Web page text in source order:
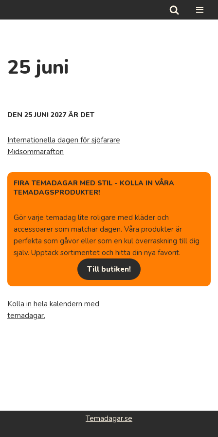
25 juni
DEN 25 JUNI 2027 ÄR DET
Internationella dagen för sjöfarare
Midsommarafton
FIRA TEMADAGAR MED STIL - KOLLA IN VÅRA
TEMADAGSPRODUKTER!
Gör varje temadag lite roligare med kläder och
accessoarer som matchar dagen. Våra produkter är
perfekta som gåvor eller som en kul överraskning till dig
själv. Upptäck sortimentet och hitta din nya favorit.
Till butiken!
Kolla in hela kalendern med
temadagar.
Temadagar.se